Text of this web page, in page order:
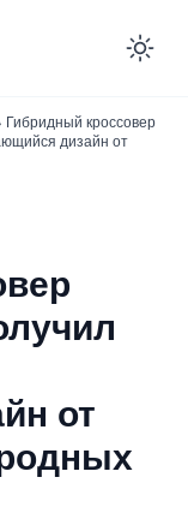
Гибридный кроссовер
дизайн от
от